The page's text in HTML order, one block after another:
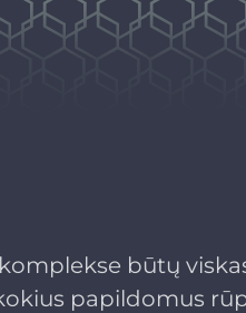
būtų
papildomus